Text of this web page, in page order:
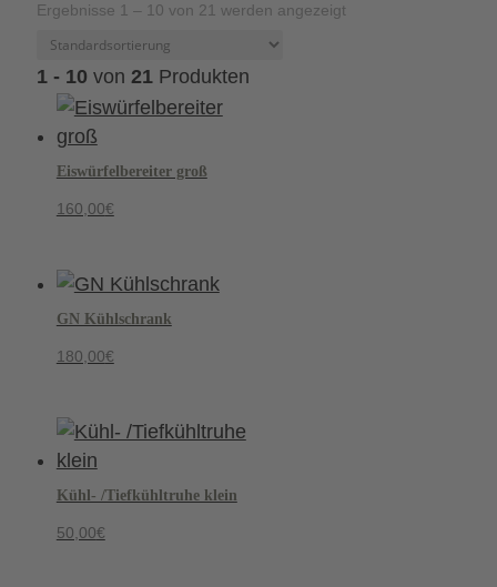
Ergebnisse 1 – 10 von 21 werden angezeigt
1 - 10 von 21Produkten
Eiswürfelbereiter groß
160,00€
GN Kühlschrank
180,00€
Kühl- /Tiefkühltruhe klein
50,00€